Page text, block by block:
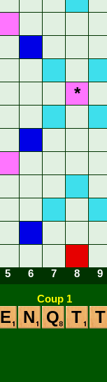
*
5 6 7 8 9
Coup 1
E N Q T T